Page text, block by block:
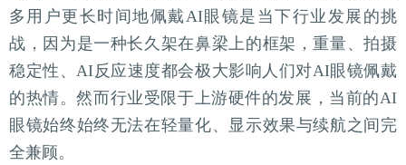
多用户更长时间地佩戴AI眼镜是当下行业发展的挑
战，因为是一种长久架在鼻梁上的框架，重量、拍摄
稳定性、AI反应速度都会极大影响人们对AI眼镜佩戴
的热情。然而行业受限于上游硬件的发展，当前的AI
眼镜始终始终无法在轻量化、显示效果与续航之间完
全兼顾。